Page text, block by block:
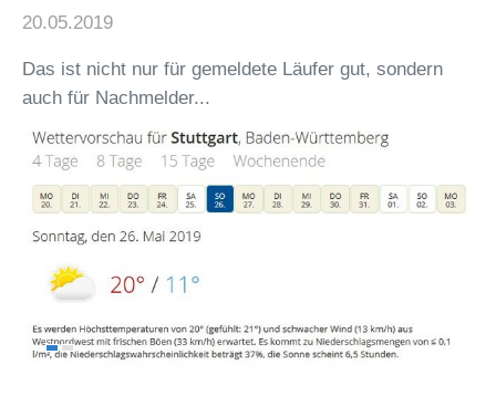
20.05.2019
Das ist nicht nur für gemeldete Läufer gut, sondern
auch für Nachmelder...